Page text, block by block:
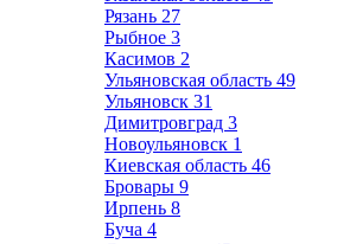
Рязань 27
Рыбное 3
Касимов 2
Ульяновская область 49
Ульяновск 31
Димитровград 3
Новоульяновск 1
Киевская область 46
Бровары 9
Ирпень 8
Буча 4